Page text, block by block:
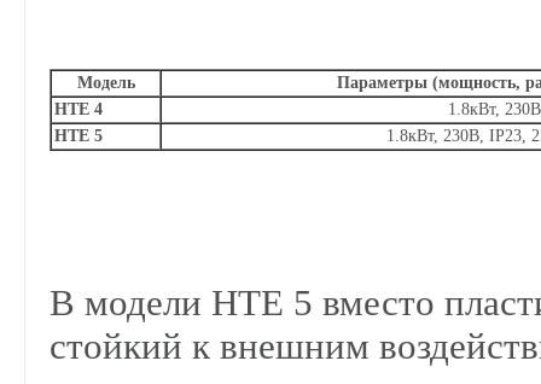
Модель
Параметры (мощность,
HTE 4
1.8кВт,
HTE 5
1.8кВт, 230В, IP23,
В модели НТЕ 5 вместо
стойкий к внешним